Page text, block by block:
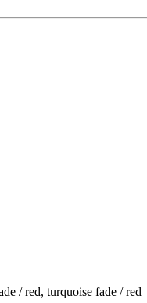
/ red, turquoise fade / red